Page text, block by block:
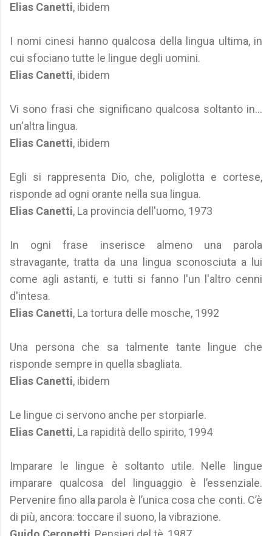
Elias Canetti, ibidem
I nomi cinesi hanno qualcosa della lingua ultima, in
cui sfociano tutte le lingue degli uomini.
Elias Canetti, ibidem
Vi sono frasi che significano qualcosa soltanto in...
un'altra lingua.
Elias Canetti, ibidem
Egli si rappresenta Dio, che, poliglotta e cortese,
risponde ad ogni orante nella sua lingua.
Elias Canetti, La provincia dell'uomo, 1973
In ogni frase inserisce almeno una parola
stravagante, tratta da una lingua sconosciuta a lui
come agli astanti, e tutti si fanno l'un l'altro cenni
d'intesa.
Elias Canetti, La tortura delle mosche, 1992
Una persona che sa talmente tante lingue che
risponde sempre in quella sbagliata.
Elias Canetti, ibidem
Le lingue ci servono anche per storpiarle.
Elias Canetti, La rapidità dello spirito, 1994
Imparare le lingue è soltanto utile. Nelle lingue
imparare qualcosa del linguaggio è l’essenziale.
Pervenire fino alla parola è l’unica cosa che conti. C’è
di più, ancora: toccare il suono, la vibrazione.